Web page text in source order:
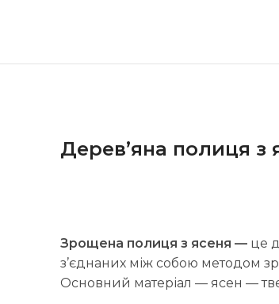
Дерев’яна полиця з
Зрощена полиця з ясеня — це
з’єднаних між собою методом
Основний матеріал — ясен —